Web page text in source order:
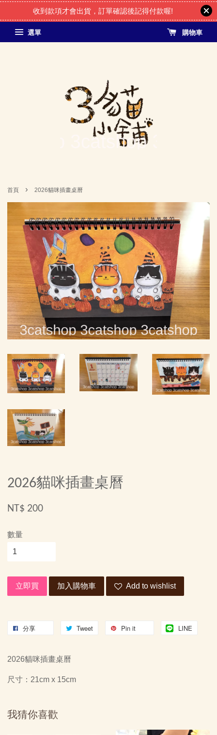
收到款項才會出貨，訂單確認後記得付款喔!
選單 購物車
首頁 › 2026貓咪插畫桌曆
2026貓咪插畫桌曆
NT$ 200
數量
立即買 加入購物車 Add to wishlist
分享 Tweet Pin it LINE
2026貓咪插畫桌曆
尺寸：21cm x 15cm
我猜你喜歡